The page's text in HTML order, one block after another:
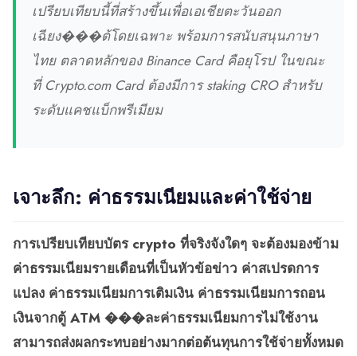
เปรียบเทียบนี้ที่สร้างขึ้นเพื่อเอเชียตะวันออก
เฉียง���ต้โดยเฉพาะ พร้อมการสนับสนุนภาษา
ไทย ตลาดหลักของ Binance Card คือยุโรป ในขณะ
ที่ Crypto.com Card ต้องมีการ staking CRO สำหรับ
ระดับแคชแบ็กพรีเมียม
เจาะลึก: ค่าธรรมเนียมและค่าใช้จ่าย
การเปรียบเทียบบัตร crypto ที่จริงจังใดๆ จะต้องมองข้าม
ค่าธรรมเนียมรายเดือนที่เป็นหัวข้อข่าว ค่าสเปรดการ
แปลง ค่าธรรมเนียมการเติมเงิน ค่าธรรมเนียมการถอน
เงินจากตู้ ATM ���ละค่าธรรมเนียมการไม่ใช้งาน
สามารถส่งผลกระทบอย่างมากต่อต้นทุนการใช้จ่ายทั้งหมด